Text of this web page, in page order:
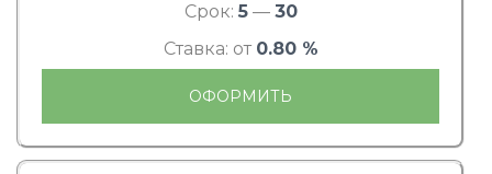
Срок: 5— 30
Ставка: от 0.80 %
ОФОРМИТЬ